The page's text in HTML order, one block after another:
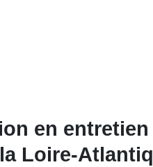
en
Loire-